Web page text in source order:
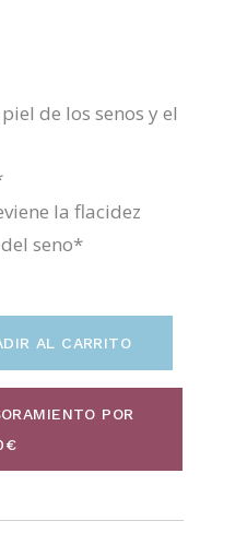
de los senos y el
la flacidez
seno*
AL CARRITO
POR